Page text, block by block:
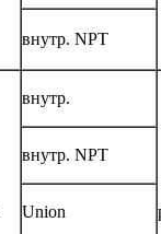
внутр. NPT
внутр.
внутр. NPT
Union